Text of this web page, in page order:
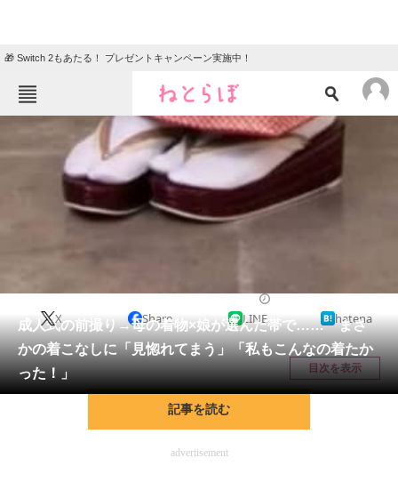
🎁 Switch 2もあたる！ プレゼントキャンペーン実施中！
ねとらぼメニュー
ニュース
クイズ
地域
会員記事
メディア
注目記事を集めた総合ページ
成人式の前撮り→母の着物×娘が選んだ帯で…… まさ
かの着こなしに「見惚れてまう」「私もこんなの着たか
った！」
X Share LINE hatena
目次を表示
記事を読む
advertisement